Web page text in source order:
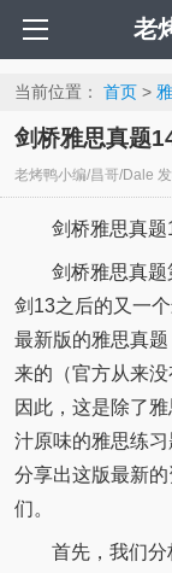
老
当前位置： 首页>
剑桥雅思真题
老烤鸭小编/昌哥/Dale
剑桥雅思真
剑桥雅思真
剑13之后的又一
最新版的雅思真
来的（官方从来没
因此，这是除了
汁原味的雅思练
分享出这版最新
们。
首先，我们